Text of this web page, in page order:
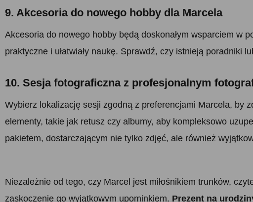
9. Akcesoria do nowego hobby dla Marcela
Akcesoria do nowego hobby będą doskonałym wsparciem w
praktyczne i ułatwiały naukę. Sprawdź, czy istnieją poradniki
10. Sesja fotograficzna z profesjonalnym
Wybierz lokalizację sesji zgodną z preferencjami Marcela, by
elementy, takie jak retusz czy albumy, aby kompleksowo
pakietem, dostarczającym nie tylko zdjęć, ale również
Niezależnie od tego, czy Marcel jest miłośnikiem trunków,
zaskoczenie go wyjątkowym upominkiem. Prezent na